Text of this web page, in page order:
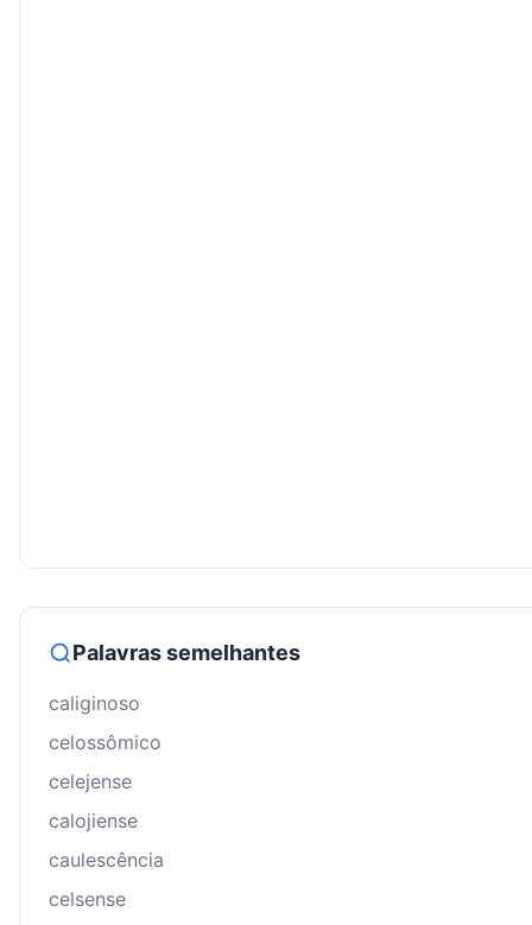
Palavras semelhantes
caliginoso
celossômico
celejense
calojiense
caulescência
celsense